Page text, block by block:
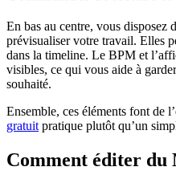
En bas au centre, vous disposez
prévisualiser votre travail. Elles
dans la timeline. Le BPM et
visibles, ce qui vous aide à
souhaité.
Ensemble, ces éléments font de
gratuit pratique plutôt qu’un
Comment éditer du